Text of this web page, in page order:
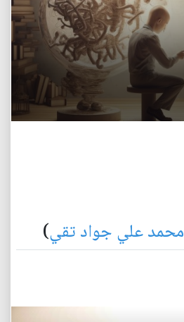
محمد علي جواد تقي)